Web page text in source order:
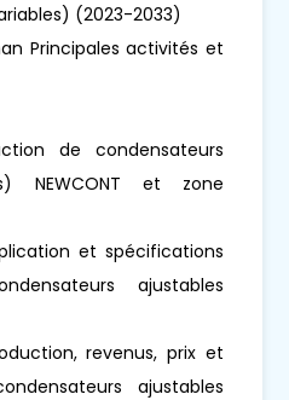
(2023-2033)
Principales activités et
de condensateurs
NEWCONT et zone
et spécifications
ajustables
revenus, prix et
ajustables